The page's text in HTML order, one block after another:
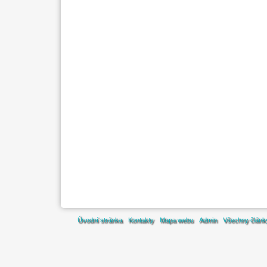
Úvodní stránka Kontakty Mapa webu Admin Všechny